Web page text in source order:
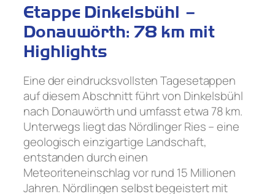
Etappe Dinkelsbühl –
Donauwörth: 78 km mit
Highlights
Eine der eindrucksvollsten Tagesetappen
auf diesem Abschnitt führt von Dinkelsbühl
nach Donauwörth und umfasst etwa 78 km.
Unterwegs liegt das Nördlinger Ries – eine
geologisch einzigartige Landschaft,
entstanden durch einen
Meteoriteneinschlag vor rund 15 Millionen
Jahren. Nördlingen selbst begeistert mit